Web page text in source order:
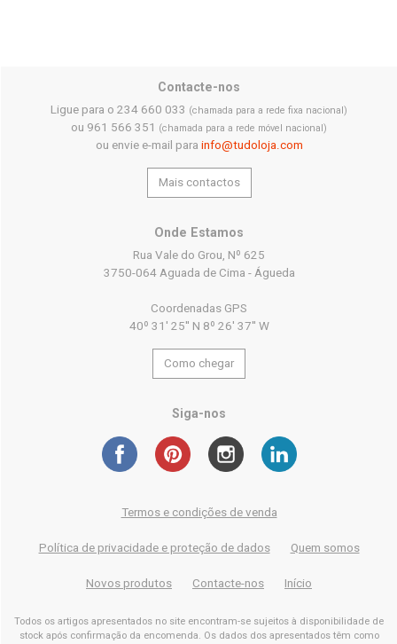
Contacte-nos
Ligue para o 234 660 033 (chamada para a rede fixa nacional)
ou 961 566 351 (chamada para a rede móvel nacional)
ou envie e-mail para info@tudoloja.com
Mais contactos
Onde Estamos
Rua Vale do Grou, Nº 625
3750-064 Aguada de Cima - Águeda
Coordenadas GPS
40º 31' 25'' N 8º 26' 37'' W
Como chegar
Siga-nos
Termos e condições de venda
Política de privacidade e proteção de dados Quem somos
Novos produtos Contacte-nos Início
Todos os artigos apresentados no site encontram-se sujeitos à disponibilidade de
stock após confirmação da encomenda. Os dados dos apresentados têm como